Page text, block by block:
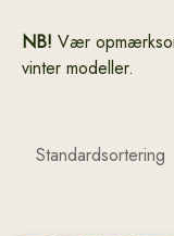
NB! Vær
vinter modeller.